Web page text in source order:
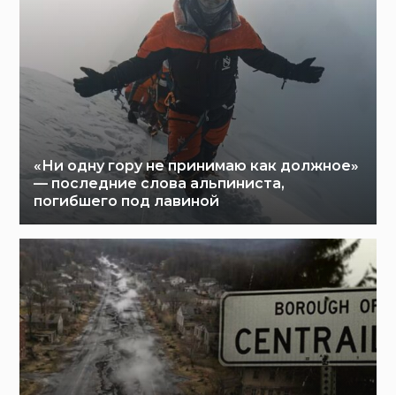
«Ни одну гору не принимаю как должное»
— последние слова альпиниста,
погибшего под лавиной